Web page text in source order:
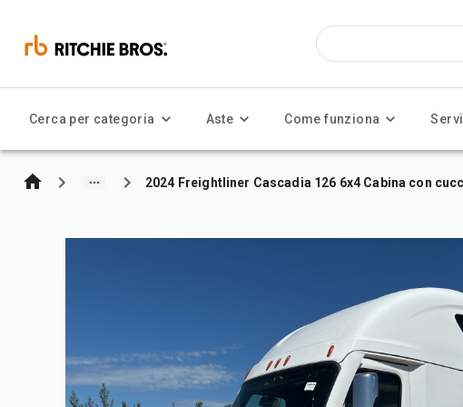
Cerca per categoria Aste Come funziona
2024 Freightliner Cascadia 126 6x4 Cabina con